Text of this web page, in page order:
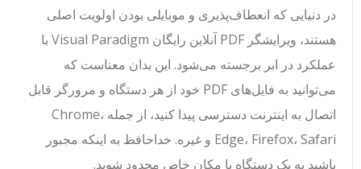
در دنیایی که انعطاف‌پذیری و موبایلی بودن اولویت اصلی
هستند، ویرایشگر PDF آنلاین رایگان Visual Paradigm با
عملکرد در ابر برجسته می‌شود. این بدان معناست که
می‌توانید به فایل‌های PDF خود از هر دستگاه و مرورگر قابل
اتصال به اینترنت دسترسی پیدا کنید، از جمله Chrome،
Edge، Firefox، Safari و غیره. خداحافظ به اینکه مجبور
باشید به یک دستگاه یا مکان خاص محدود شوید.